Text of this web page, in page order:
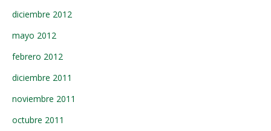
diciembre 2012
mayo 2012
febrero 2012
diciembre 2011
noviembre 2011
octubre 2011